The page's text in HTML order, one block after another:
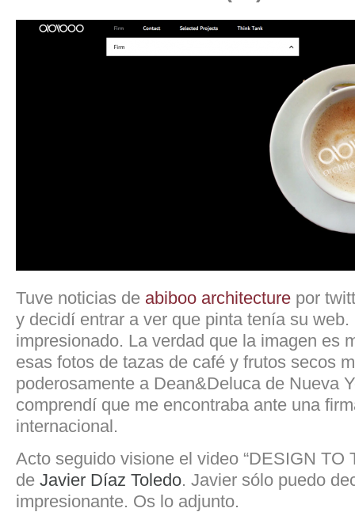
Tuve noticias de abiboo architecture por
y decidí entrar a ver que pinta tenía su web.
impresionado. La verdad que la imagen es
esas fotos de tazas de café y frutos secos
poderosamente a Dean&Deluca de Nueva
comprendí que me encontraba ante una
internacional.
Acto seguido visione el video “DESIGN TO
de Javier Díaz Toledo. Javier sólo puedo
impresionante. Os lo adjunto.